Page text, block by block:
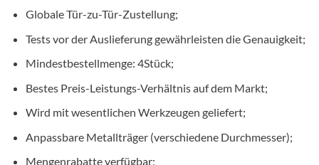
Globale Tür-zu-Tür-Zustellung;
Tests vor der Auslieferung gewährleisten die Genauigkeit;
Mindestbestellmenge: 4Stück;
Bestes Preis-Leistungs-Verhältnis auf dem Markt;
Wird mit wesentlichen Werkzeugen geliefert;
Anpassbare Metallträger (verschiedene Durchmesser);
Mengenrabatte verfügbar;